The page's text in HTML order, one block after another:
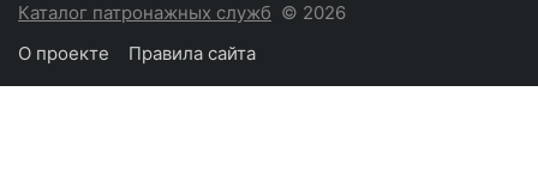
Каталог патронажных служб © 2026
О проекте
Правила сайта